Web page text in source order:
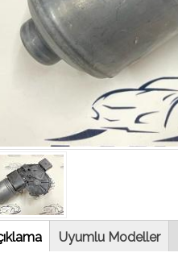
(etkinUyumlu Modeller